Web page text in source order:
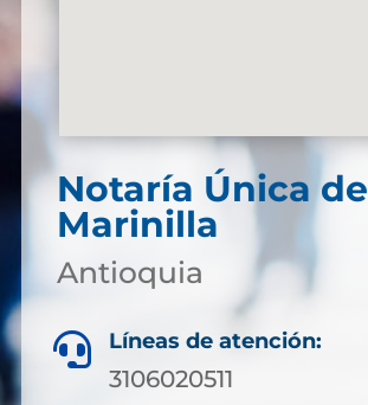
Notaría Única de
Marinilla
Antioquia
 Líneas de atención:
3106020511